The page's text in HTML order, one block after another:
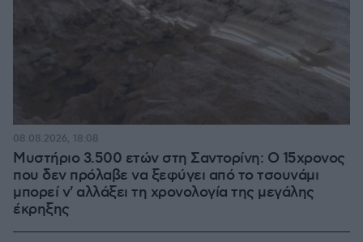
Μυστήριο 3.500 ετών στη Σαντορίνη: Ο 15χρονος
που δεν πρόλαβε να ξεφύγει από το τσουνάμι
μπορεί ν' αλλάξει τη χρονολογία της μεγάλης
έκρηξης
08.08.2026, 18:08